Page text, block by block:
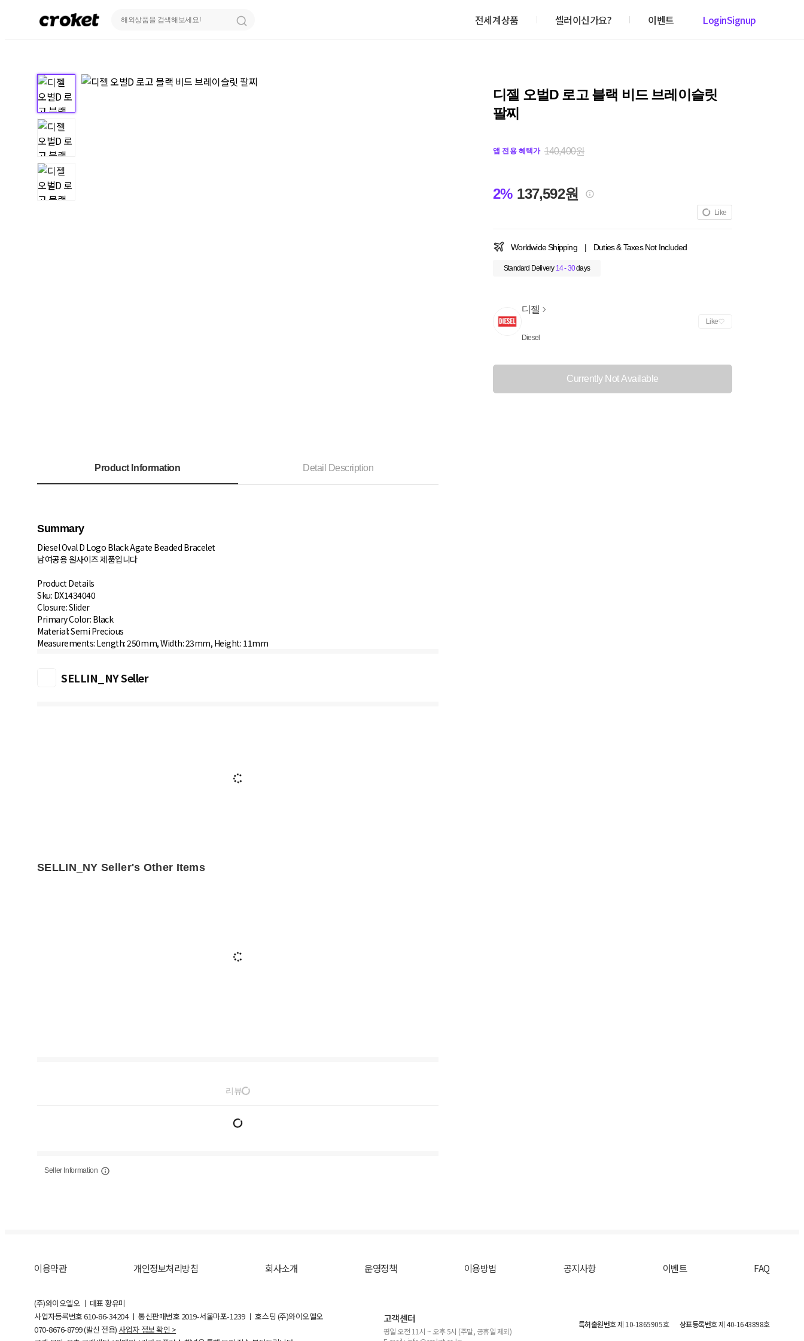
전세계상품 셀러이신가요? 이벤트 LoginSignup
디젤 오벌D 로고 블랙 비드 브레이슬릿
팔찌
앱 전용 혜택가 140,400원
2% 137,592원
Like
Worldwide Shipping | Duties & Taxes Not Included
Standard Delivery 14 - 30days
디젤
Diesel
Like
Currently Not Available
Product Information Detail Description
Summary
Diesel Oval D Logo Black Agate Beaded Bracelet
남여공용 원사이즈 제품입니다
Product Details
Sku: DX1434040
Closure: Slider
Primary Color: Black
Material: Semi Precious
SELLIN_NY Seller
SELLIN_NY Seller's Other Items
리뷰
Seller Information
이용약관 개인정보처리방침 회사소개 운영정책 이용방법 공지사항 이벤트 FAQ
(주)와이오엘오 ㅣ 대표 황유미
사업자등록번호610-86-34204ㅣ 통신판매번호 2019-서울마포-1239 ㅣ 호스팅 (주)와이오엘오
070-8676-8799 (발신 전용) 사업자 정보 확인 >
고객센터
평일 오전 11시 ~ 오후 5시 (주말, 공휴일 제외)
특허출원번호제 10-1865905호 상표등록번호제 40-1643898호